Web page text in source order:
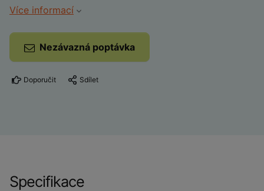
Více informací
Nezávazná poptávka
Doporučit Sdílet
Specifikace